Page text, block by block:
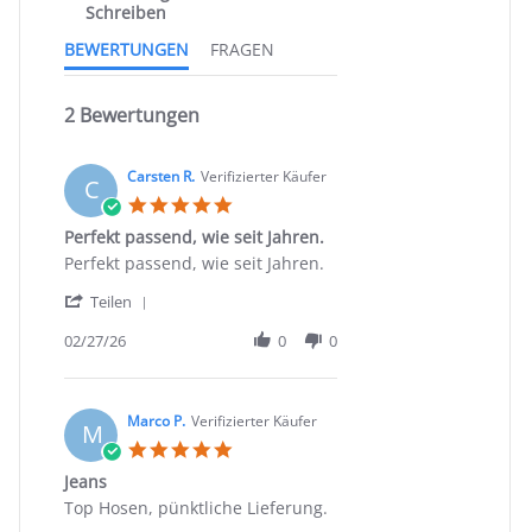
Schreiben
BEWERTUNGEN FRAGEN
2 Bewertungen
C Carsten R. Verifizierter Käufer
rating
Perfekt passend, wie seit Jahren.
Review
Carsten
on
Feb
2026
review
Perfekt
wie
Jahren.
Perfekt passend, wie seit Jahren.
Teilen
Carsten
on
27
Feb
02/27/26 0 0
M Marco P. Verifizierter Käufer
Jeans
Review
review
Top Hosen, pünktliche Lieferung.